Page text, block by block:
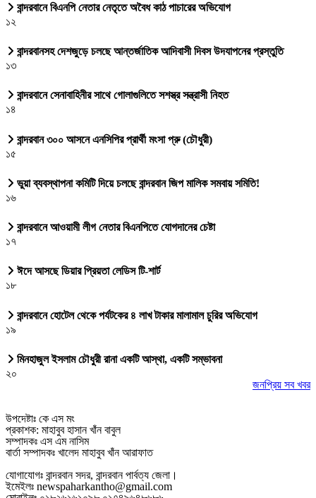
বান্দরবানে বিএনপি নেতার নেতৃতে অবৈধ কাঠ পাচারের অভিযোগ
১২
বান্দরবানসহ দেশজুড়ে চলছে আন্তর্জাতিক আদিবাসী দিবস উদযাপনের প্রস্তুতি
১৩
বান্দরবানে সেনাবাহিনীর সাথে গোলাগুলিতে সশস্ত্র সন্ত্রাসী নিহত
১৪
বান্দরবান ৩০০ আসনে এনসিপির প্রার্থী মংসা প্রু (চৌধুরী)
১৫
ভুয়া ব্যবস্থাপনা কমিটি দিয়ে চলছে বান্দরবান জিপ মালিক সমবায় সমিতি!
১৬
বান্দরবানে আওয়ামী লীগ নেতার বিএনপিতে যোগদানের চেষ্টা
১৭
ঈদে আসছে ডিয়ার প্রিয়তা লেডিস টি-শার্ট
১৮
বান্দরবানে হোটেল থেকে পর্যটকের ৪ লাখ টাকার মালামাল চুরির অভিযোগ
১৯
মিনহাজুল ইসলাম চৌধুরী রানা একটি আস্থা, একটি সম্ভাবনা
২০
জনপ্রিয় সব খবর
উপদেষ্টাঃ কে এস মং
প্রকাশক: মাহাবুব হাসান খাঁন বাবুল
সম্পাদকঃ এস এম নাসিম
বার্তা সম্পাদকঃ খালেদ মাহাবুব খাঁন আরাফাত
যোগাযোগঃ বান্দরবান সদর, বান্দরবান পার্বত্য জেলা।
ইমেইলঃ newspaharkantho@gmail.com